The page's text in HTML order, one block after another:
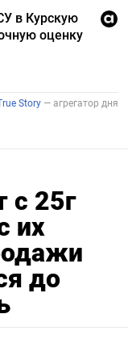
с 25г
их
до